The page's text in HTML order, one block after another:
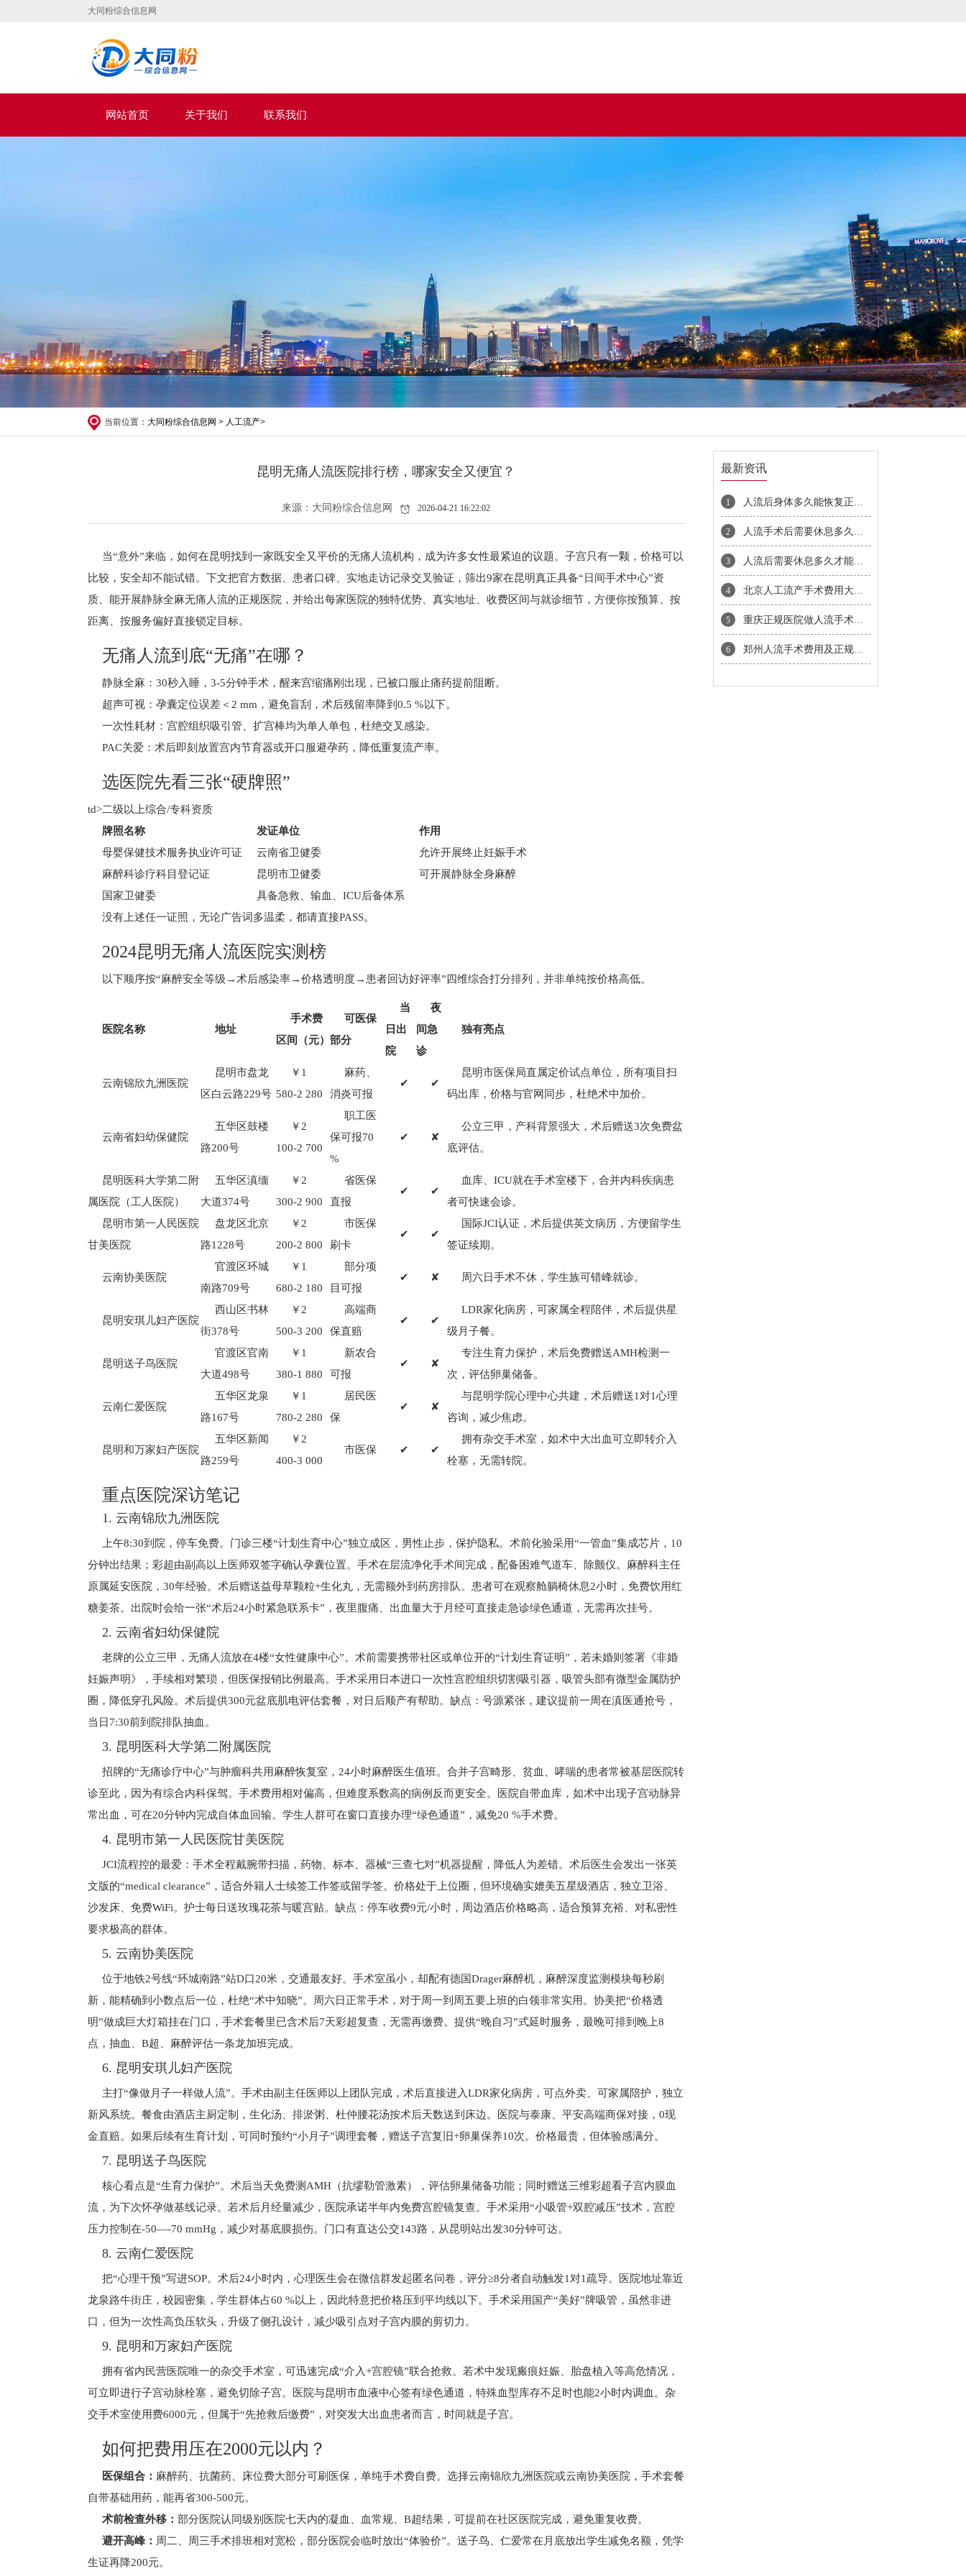
大同粉综合信息网
网站首页 关于我们 联系我们
当前位置： 大同粉综合信息网 > 人工流产>
昆明无痛人流医院排行榜，哪家安全又便宜？
来源：大同粉综合信息网 2026-04-21 16:22:02
当“意外”来临，如何在昆明找到一家既安全又平价的无痛人流机构，成为许多女性最紧迫的议题。子宫只有一颗，价格可以
比较，安全却不能试错。下文把官方数据、患者口碑、实地走访记录交叉验证，筛出9家在昆明真正具备“日间手术中心”资
质、能开展静脉全麻无痛人流的正规医院，并给出每家医院的独特优势、真实地址、收费区间与就诊细节，方便你按预算、按
距离、按服务偏好直接锁定目标。
无痛人流到底“无痛”在哪？
静脉全麻：30秒入睡，3-5分钟手术，醒来宫缩痛刚出现，已被口服止痛药提前阻断。
超声可视：孕囊定位误差＜2 mm，避免盲刮，术后残留率降到0.5 %以下。
一次性耗材：宫腔组织吸引管、扩宫棒均为单人单包，杜绝交叉感染。
PAC关爱：术后即刻放置宫内节育器或开口服避孕药，降低重复流产率。
选医院先看三张“硬牌照”
td>二级以上综合/专科资质
牌照名称
发证单位
作用
母婴保健技术服务执业许可证
云南省卫健委
允许开展终止妊娠手术
麻醉科诊疗科目登记证
昆明市卫健委
可开展静脉全身麻醉
国家卫健委
具备急救、输血、ICU后备体系
没有上述任一证照，无论广告词多温柔，都请直接PASS。
2024昆明无痛人流医院实测榜
以下顺序按“麻醉安全等级→术后感染率→价格透明度→患者回访好评率”四维综合打分排列，并非单纯按价格高低。
医院名称 地址
手术费
区间（元）
可医保
部分
当
日出
院
夜
间急
诊
独有亮点
云南锦欣九洲医院
昆明市盘龙
区白云路229号
￥1
580-2 280
麻药、
消炎可报
✔ ✔
昆明市医保局直属定价试点单位，所有项目扫
码出库，价格与官网同步，杜绝术中加价。
云南省妇幼保健院
五华区鼓楼
路200号
￥2
100-2 700
职工医
保可报70
%
✔ ✘
公立三甲，产科背景强大，术后赠送3次免费盆
底评估。
昆明医科大学第二附
属医院（工人医院）
五华区滇缅
大道374号
￥2
300-2 900
省医保
直报
✔ ✔
血库、ICU就在手术室楼下，合并内科疾病患
者可快速会诊。
昆明市第一人民医院
甘美医院
盘龙区北京
路1228号
￥2
200-2 800
市医保
刷卡
✔ ✔
国际JCI认证，术后提供英文病历，方便留学生
签证续期。
云南协美医院
官渡区环城
南路709号
￥1
680-2 180
部分项
目可报
✔ ✘ 周六日手术不休，学生族可错峰就诊。
昆明安琪儿妇产医院
西山区书林
街378号
￥2
500-3 200
高端商
保直赔
✔ ✔
LDR家化病房，可家属全程陪伴，术后提供星
级月子餐。
昆明送子鸟医院
官渡区官南
大道498号
￥1
380-1 880
新农合
可报
✔ ✘
专注生育力保护，术后免费赠送AMH检测一
次，评估卵巢储备。
云南仁爱医院
五华区龙泉
路167号
￥1
780-2 280
居民医
保
✔ ✘
与昆明学院心理中心共建，术后赠送1对1心理
咨询，减少焦虑。
昆明和万家妇产医院
五华区新闻
路259号
￥2
400-3 000
市医保 ✔ ✔
拥有杂交手术室，如术中大出血可立即转介入
栓塞，无需转院。
重点医院深访笔记
1. 云南锦欣九洲医院
上午8:30到院，停车免费。门诊三楼“计划生育中心”独立成区，男性止步，保护隐私。术前化验采用“一管血”集成芯片，10
分钟出结果；彩超由副高以上医师双签字确认孕囊位置。手术在层流净化手术间完成，配备困难气道车、除颤仪。麻醉科主任
原属延安医院，30年经验。术后赠送益母草颗粒+生化丸，无需额外到药房排队。患者可在观察舱躺椅休息2小时，免费饮用红
糖姜茶。出院时会给一张“术后24小时紧急联系卡”，夜里腹痛、出血量大于月经可直接走急诊绿色通道，无需再次挂号。
2. 云南省妇幼保健院
老牌的公立三甲，无痛人流放在4楼“女性健康中心”。术前需要携带社区或单位开的“计划生育证明”，若未婚则签署《非婚
妊娠声明》，手续相对繁琐，但医保报销比例最高。手术采用日本进口一次性宫腔组织切割吸引器，吸管头部有微型金属防护
圈，降低穿孔风险。术后提供300元盆底肌电评估套餐，对日后顺产有帮助。缺点：号源紧张，建议提前一周在滇医通抢号，
当日7:30前到院排队抽血。
3. 昆明医科大学第二附属医院
招牌的“无痛诊疗中心”与肿瘤科共用麻醉恢复室，24小时麻醉医生值班。合并子宫畸形、贫血、哮喘的患者常被基层医院转
诊至此，因为有综合内科保驾。手术费用相对偏高，但难度系数高的病例反而更安全。医院自带血库，如术中出现子宫动脉异
常出血，可在20分钟内完成自体血回输。学生人群可在窗口直接办理“绿色通道”，减免20 %手术费。
4. 昆明市第一人民医院甘美医院
JCI流程控的最爱：手术全程戴腕带扫描，药物、标本、器械“三查七对”机器提醒，降低人为差错。术后医生会发出一张英
文版的“medical clearance”，适合外籍人士续签工作签或留学签。价格处于上位圈，但环境确实媲美五星级酒店，独立卫浴、
沙发床、免费WiFi。护士每日送玫瑰花茶与暖宫贴。缺点：停车收费9元/小时，周边酒店价格略高，适合预算充裕、对私密性
要求极高的群体。
5. 云南协美医院
位于地铁2号线“环城南路”站D口20米，交通最友好。手术室虽小，却配有德国Drager麻醉机，麻醉深度监测模块每秒刷
新，能精确到小数点后一位，杜绝“术中知晓”。周六日正常手术，对于周一到周五要上班的白领非常实用。协美把“价格透
明”做成巨大灯箱挂在门口，手术套餐里已含术后7天彩超复查，无需再缴费。提供“晚自习”式延时服务，最晚可排到晚上8
点，抽血、B超、麻醉评估一条龙加班完成。
6. 昆明安琪儿妇产医院
主打“像做月子一样做人流”。手术由副主任医师以上团队完成，术后直接进入LDR家化病房，可点外卖、可家属陪护，独立
新风系统。餐食由酒店主厨定制，生化汤、排淤粥、杜仲腰花汤按术后天数送到床边。医院与泰康、平安高端商保对接，0现
金直赔。如果后续有生育计划，可同时预约“小月子”调理套餐，赠送子宫复旧+卵巢保养10次。价格最贵，但体验感满分。
7. 昆明送子鸟医院
核心看点是“生育力保护”。术后当天免费测AMH（抗缪勒管激素），评估卵巢储备功能；同时赠送三维彩超看子宫内膜血
流，为下次怀孕做基线记录。若术后月经量减少，医院承诺半年内免费宫腔镜复查。手术采用“小吸管+双腔减压”技术，宫腔
压力控制在-50—-70 mmHg，减少对基底膜损伤。门口有直达公交143路，从昆明站出发30分钟可达。
8. 云南仁爱医院
把“心理干预”写进SOP。术后24小时内，心理医生会在微信群发起匿名问卷，评分≥8分者自动触发1对1疏导。医院地址靠近
龙泉路牛街庄，校园密集，学生群体占60 %以上，因此特意把价格压到平均线以下。手术采用国产“美好”牌吸管，虽然非进
口，但为一次性高负压软头，升级了侧孔设计，减少吸引点对子宫内膜的剪切力。
9. 昆明和万家妇产医院
拥有省内民营医院唯一的杂交手术室，可迅速完成“介入+宫腔镜”联合抢救。若术中发现瘢痕妊娠、胎盘植入等高危情况，
可立即进行子宫动脉栓塞，避免切除子宫。医院与昆明市血液中心签有绿色通道，特殊血型库存不足时也能2小时内调血。杂
交手术室使用费6000元，但属于“先抢救后缴费”，对突发大出血患者而言，时间就是子宫。
如何把费用压在2000元以内？
医保组合： 麻醉药、抗菌药、床位费大部分可刷医保，单纯手术费自费。选择云南锦欣九洲医院或云南协美医院，手术套餐
自带基础用药，能再省300-500元。
术前检查外移： 部分医院认同级别医院七天内的凝血、血常规、B超结果，可提前在社区医院完成，避免重复收费。
避开高峰： 周二、周三手术排班相对宽松，部分医院会临时放出“体验价”。送子鸟、仁爱常在月底放出学生减免名额，凭学
生证再降200元。
最新资讯
1 人流后身体多久能恢复正常需要注意哪些事项
2 人流手术后需要休息多久才能上班
3 人流后需要休息多久才能恢复
4 北京人工流产手术费用大概多少钱
5 重庆正规医院做人流手术价格是多少
6 郑州人流手术费用及正规医院推荐指南